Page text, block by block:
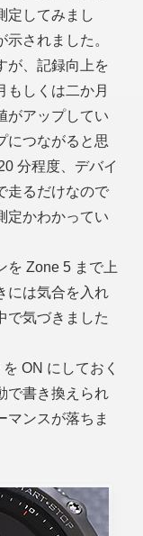
定してみまし
されました。
が、記録向上を
もしくは二か月
がアップしてい
につながると思
分程度、デバイ
走るだけなので
定かわかってい
を Zone 5 まで上
には気合を入れ
で気づきました
を ON にしておく
で書き換えられ
マンスが落ちま